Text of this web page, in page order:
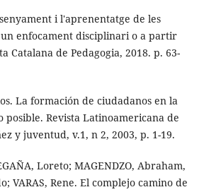
i l'aprenentatge de les
un enfocament disciplinari o a partir
Catalana de Pedagogia, 2018. p. 63-
La formación de ciudadanos en la
posible. Revista Latinoamericana de
y juventud, v.1, n 2, 2003, p. 1-19.
Loreto; MAGENDZO, Abraham,
VARAS, Rene. El complejo camino de